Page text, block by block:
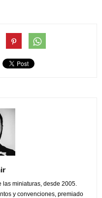
las miniaturas, desde 2005.
y convenciones, premiado